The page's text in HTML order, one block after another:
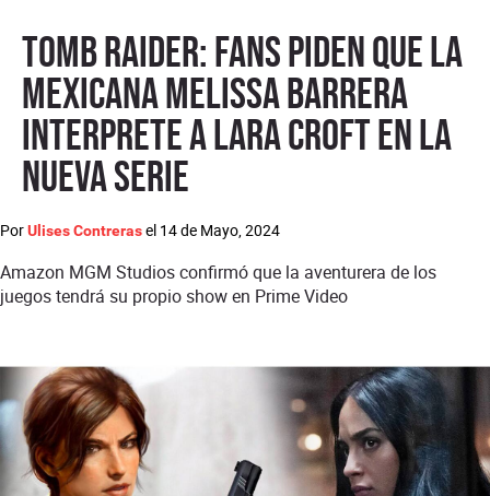
Tomb Raider: fans piden que la
mexicana Melissa Barrera
interprete a Lara Croft en la
nueva serie
PorUlises Contrerasel 14 de Mayo, 2024
Amazon MGM Studios confirmó que la aventurera de los
juegos tendrá su propio show en Prime Video